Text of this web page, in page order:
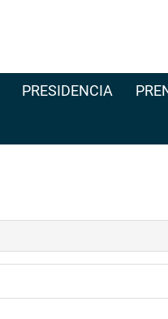
PRESIDENCIA